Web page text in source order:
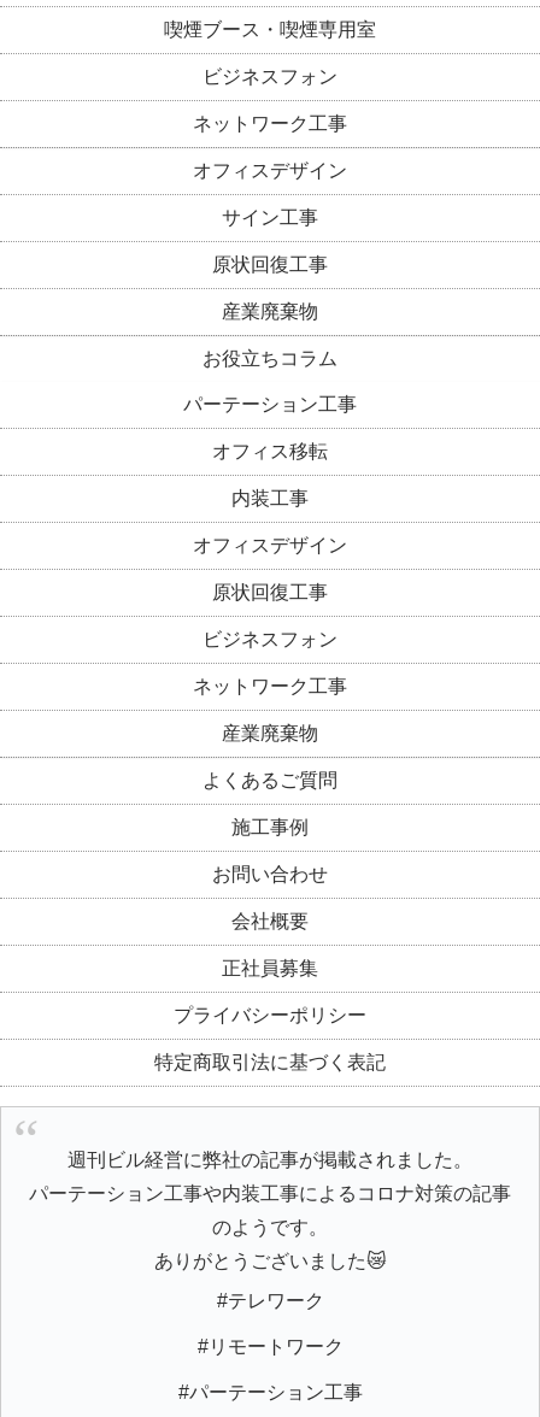
喫煙ブース・喫煙専用室
ビジネスフォン
ネットワーク工事
オフィスデザイン
サイン工事
原状回復工事
産業廃棄物
お役立ちコラム
パーテーション工事
オフィス移転
内装工事
オフィスデザイン
原状回復工事
ビジネスフォン
ネットワーク工事
産業廃棄物
よくあるご質問
施工事例
お問い合わせ
会社概要
正社員募集
プライバシーポリシー
特定商取引法に基づく表記
週刊ビル経営に弊社の記事が掲載されました。
パーテーション工事や内装工事によるコロナ対策の記事
のようです。
ありがとうございました😿
#テレワーク
#リモートワーク
#パーテーション工事